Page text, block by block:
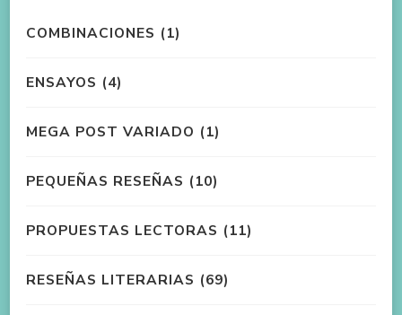
COMBINACIONES (1)
ENSAYOS (4)
MEGA POST VARIADO (1)
PEQUEÑAS RESEÑAS (10)
PROPUESTAS LECTORAS (11)
RESEÑAS LITERARIAS (69)